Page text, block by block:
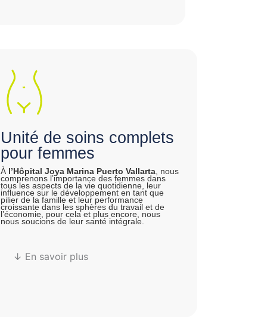
Unité de soins complets
pour femmes
À l’Hôpital Joya Marina Puerto Vallarta, nous
comprenons l’importance des femmes dans
tous les aspects de la vie quotidienne, leur
influence sur le développement en tant que
pilier de la famille et leur performance
croissante dans les sphères du travail et de
l’économie, pour cela et plus encore, nous
nous soucions de leur santé intégrale.
↓ En savoir plus